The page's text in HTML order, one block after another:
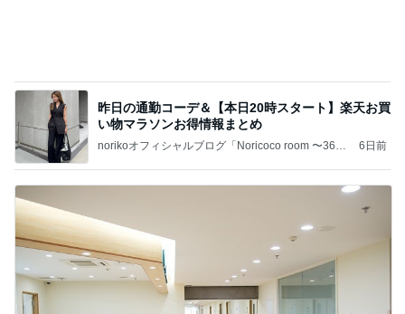
昨日の通勤コーデ＆【本日20時スタート】楽天お買
い物マラソンお得情報まとめ
norikoオフィシャルブログ「Noricoco room 〜365
日コーディネート日記〜」Powered by Ameba
6日前